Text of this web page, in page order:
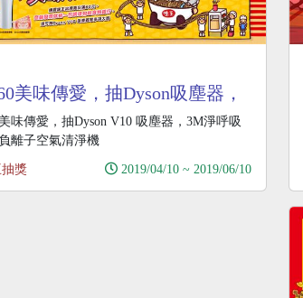
美味傳愛，抽Dyson吸塵器，
清淨機
味傳愛，抽Dyson V10 吸塵器，3M淨呼吸
離子空氣清淨機
獎
2019/04/10 ~ 2019/06/10